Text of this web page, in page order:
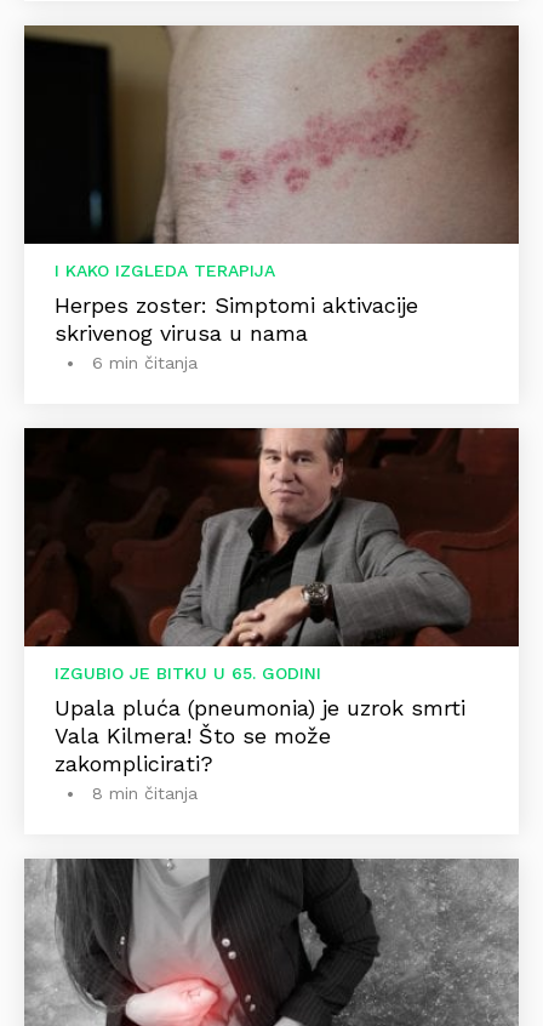
I KAKO IZGLEDA TERAPIJA
Herpes zoster: Simptomi aktivacije
skrivenog virusa u nama
6 min čitanja
IZGUBIO JE BITKU U 65. GODINI
Upala pluća (pneumonia) je uzrok smrti
Vala Kilmera! Što se može
zakomplicirati?
8 min čitanja